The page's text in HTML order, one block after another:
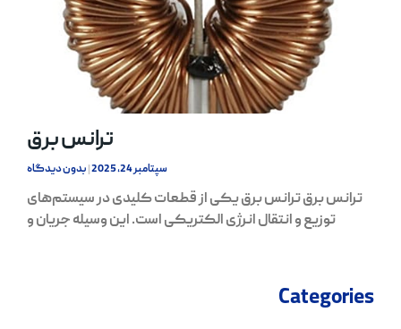
ترانس برق
سپتامبر 24, 2025 بدون دیدگاه
ترانس برق ترانس برق یکی از قطعات کلیدی در سیستم‌های
توزیع و انتقال انرژی الکتریکی است. این وسیله جریان و
Categories